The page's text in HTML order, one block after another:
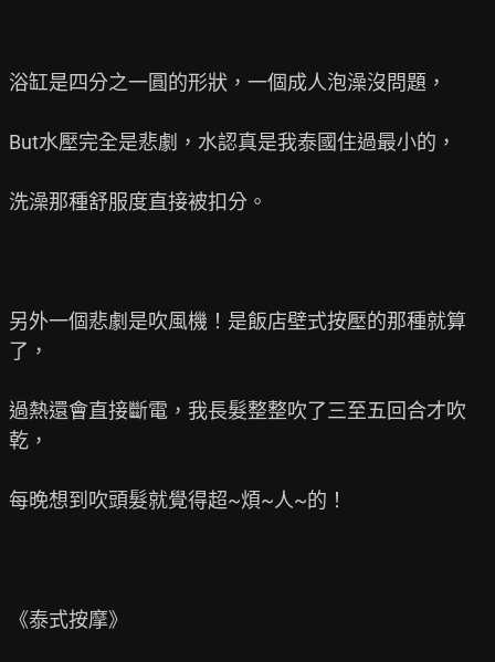
浴缸是四分之一圓的形狀，一個成人泡澡沒問題，
But水壓完全是悲劇，水認真是我泰國住過最小的，
洗澡那種舒服度直接被扣分。
另外一個悲劇是吹風機！是飯店壁式按壓的那種就算
了，
過熱還會直接斷電，我長髮整整吹了三至五回合才吹
乾，
每晚想到吹頭髮就覺得超~煩~人~的！
《泰式按摩》